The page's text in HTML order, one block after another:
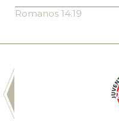
Romanos 14.19